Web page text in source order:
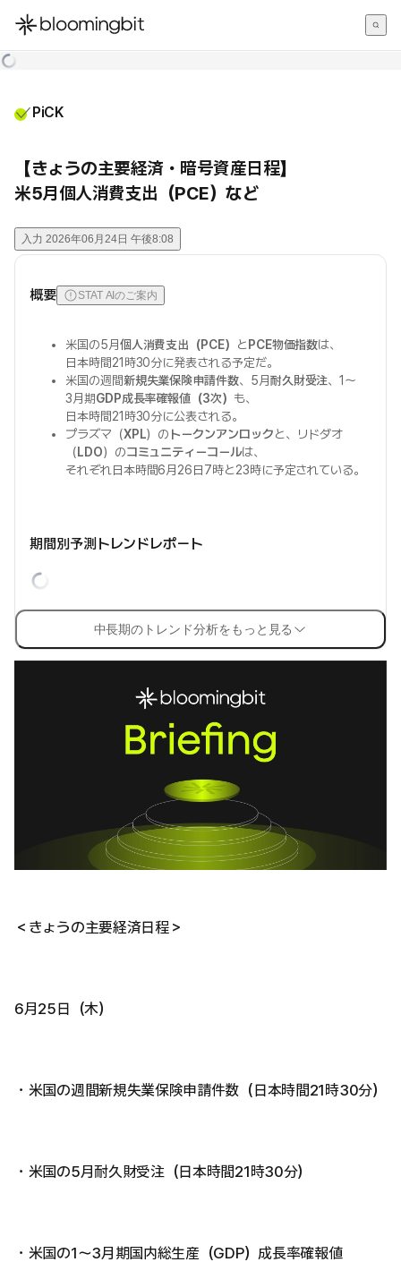
한국어
PiCK
【きょうの主要経済・暗号資産日程】
米5月個人消費支出（PCE）など
入力 2026年06月24日 午後8:08
概要 STAT AIのご案内
米国の5月個人消費支出（PCE） と PCE物価指数は、
日本時間21時30分に発表される予定だ。
米国の週間新規失業保険申請件数、5月耐久財受注、1〜
3月期GDP成長率確報値（3次） も、
日本時間21時30分に公表される。
プラズマ（XPL）の トークンアンロックと、リドダオ
（ LDO）のコミュニティーコールは、
それぞれ日本時間6月26日7時と23時に予定されている。
期間別予測トレンドレポート
中長期のトレンド分析をもっと見る
＜きょうの主要経済日程＞
6月25日（木）
・米国の週間新規失業保険申請件数（日本時間21時30分）
・米国の5月耐久財受注（日本時間21時30分）
・米国の1〜3月期国内総生産（GDP）成長率確報値